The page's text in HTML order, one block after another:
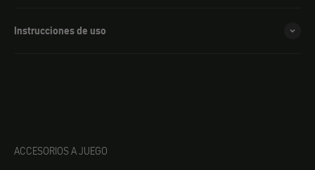
Instrucciones de uso
ACCESORIOS A JUEGO